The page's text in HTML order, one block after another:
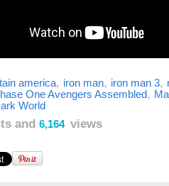
america, iron man, iron man 3,
One Avengers Assembled,
World
and 6,164 views